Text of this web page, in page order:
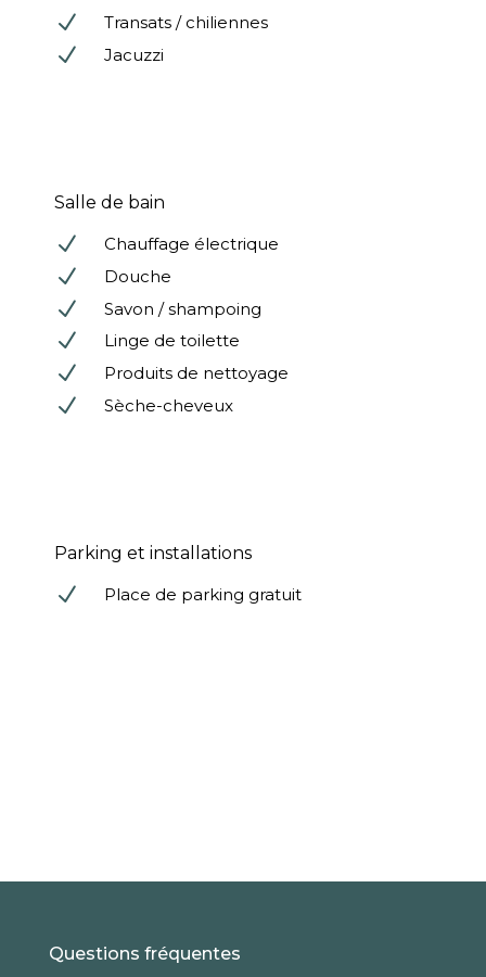
N Transats / chiliennes
N Jacuzzi
Salle de bain
N Chauffage électrique
N Douche
N Savon / shampoing
N Linge de toilette
N Produits de nettoyage
N Sèche-cheveux
Parking et installations
N Place de parking gratuit
Questions fréquentes